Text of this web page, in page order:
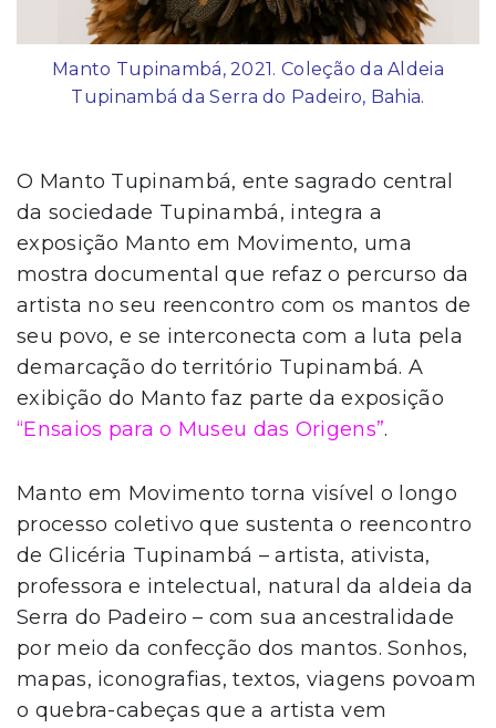
Manto Tupinambá, 2021. Coleção da Aldeia
Tupinambá da Serra do Padeiro, Bahia.
O Manto Tupinambá, ente sagrado central
da sociedade Tupinambá, integra a
exposição Manto em Movimento, uma
mostra documental que refaz o percurso da
artista no seu reencontro com os mantos de
seu povo, e se interconecta com a luta pela
demarcação do território Tupinambá. A
exibição do Manto faz parte da exposição
“Ensaios para o Museu das Origens”.
Manto em Movimento torna visível o longo
processo coletivo que sustenta o reencontro
de Glicéria Tupinambá – artista, ativista,
professora e intelectual, natural da aldeia da
Serra do Padeiro – com sua ancestralidade
por meio da confecção dos mantos. Sonhos,
mapas, iconografias, textos, viagens povoam
o quebra-cabeças que a artista vem